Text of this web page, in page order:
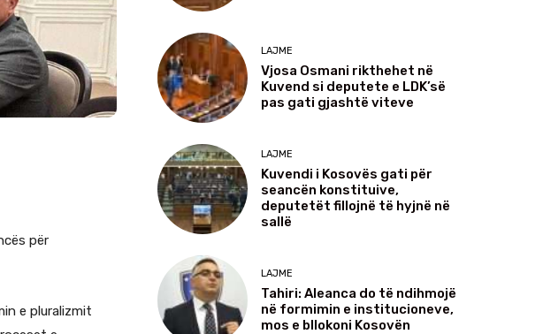
për
e pluralizmit
LAJME
Vjosa Osmani rikthehet në
Kuvend si deputete e LDK’së
pas gati gjashtë viteve
LAJME
Kuvendi i Kosovës gati për
seancën konstituive,
deputetët fillojnë të hyjnë në
sallë
LAJME
Tahiri: Aleanca do të ndihmojë
në formimin e institucioneve,
mos e bllokoni Kosovën